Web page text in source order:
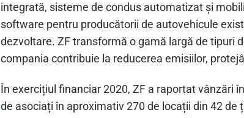
integrată, sisteme de condus automatizat și
software pentru producătorii de autovehicule
dezvoltare. ZF transformă o gamă largă de tipuri
compania contribuie la reducerea emisiilor,
În exercițiul financiar 2020, ZF a raportat vânzări
de asociați în aproximativ 270 de locații din 42 de